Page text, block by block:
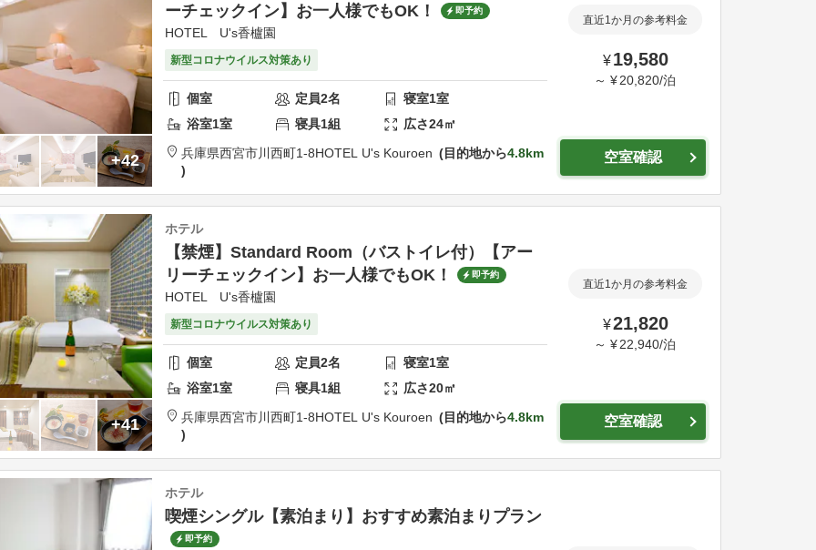
+42
ーチェックイン】お一人様でもOK！
即予約
HOTEL U's香櫨園
新型コロナウイルス対策あり
個室 定員2名 寝室1室
浴室1室 寝具1組 広さ24㎡
兵庫県西宮市川西町1-8HOTEL U's Kouroen 目的地から4.8km
直近1か月の参考料金
¥ 19,580
～ ¥ 20,820/泊
空室確認
+41
ホテル
【禁煙】Standard Room（バストイレ付）【アー
リーチェックイン】お一人様でもOK！
即予約
HOTEL U's香櫨園
新型コロナウイルス対策あり
個室 定員2名 寝室1室
浴室1室 寝具1組 広さ20㎡
兵庫県西宮市川西町1-8HOTEL U's Kouroen 目的地から4.8km
直近1か月の参考料金
¥21,820
～ ¥ 22,940/泊
空室確認
ホテル
喫煙シングル【素泊まり】おすすめ素泊まりプラン
即予約